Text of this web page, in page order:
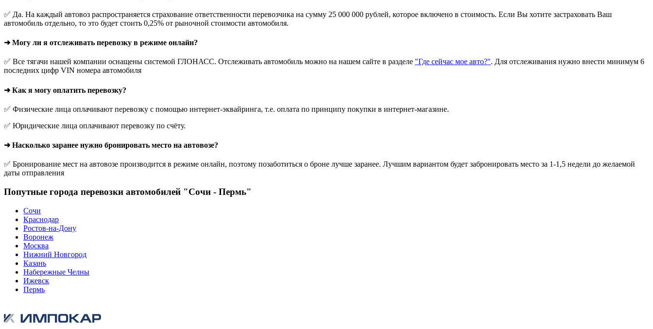
✅ Да. На каждый автовоз распространяется страхование ответственности перевозчика на сумму 25 000 000 рублей, которое включено в стоимость. Если Вы хотите застраховать Ваш
автомобиль отдельно, то это будет стоить 0,25% от рыночной стоимости автомобиля.
➜ Могу ли я отслеживать перевозку в режиме онлайн?
✅ Все тягачи нашей компании оснащены системой ГЛОНАСС. Отслеживать автомобиль можно на нашем сайте в разделе "Где сейчас мое авто?". Для отслеживания нужно внести минимум 6
последних цифр VIN номера автомобиля
➜ Как я могу оплатить перевозку?
✅ Физические лица оплачивают перевозку с помощью интернет-эквайринга, т.е. оплата по принципу покупки в интернет-магазине.
✅ Юридические лица оплачивают перевозку по счёту.
➜ Насколько заранее нужно бронировать место на автовозе?
✅ Бронирование мест на автовозе производится в режиме онлайн, поэтому позаботиться о броне лучше заранее. Лучшим вариантом будет забронировать место за 1-1,5 недели до желаемой
даты отправления
Попутные города перевозки автомобилей "Сочи - Пермь"
Сочи
Краснодар
Ростов-на-Дону
Воронеж
Москва
Нижний Новгород
Казань
Набережные Челны
Ижевск
Пермь